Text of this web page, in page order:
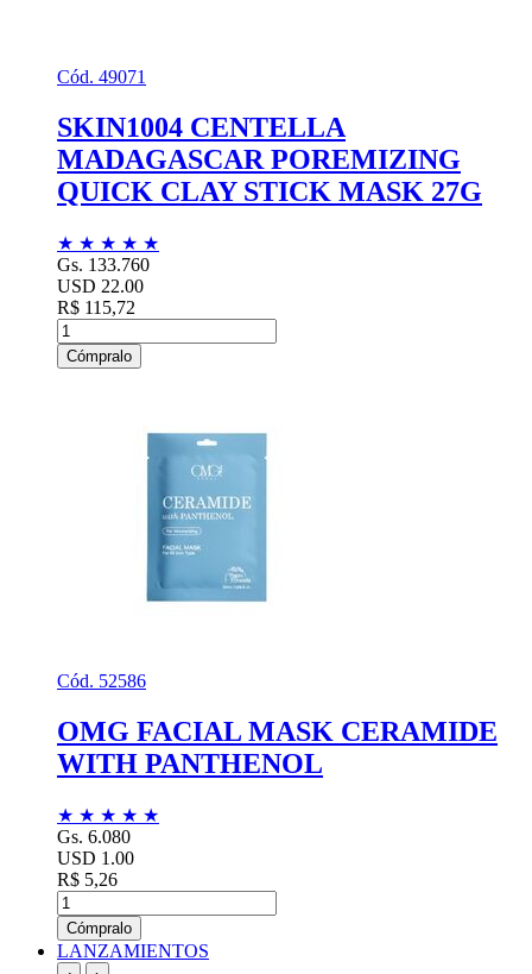
Cód. 49071
SKIN1004 CENTELLA
MADAGASCAR POREMIZING
QUICK CLAY STICK MASK 27G
★ ★ ★ ★ ★
Gs. 133.760
USD 22.00
R$ 115,72
Cómpralo
Cód. 52586
OMG FACIAL MASK CERAMIDE
WITH PANTHENOL
★ ★ ★ ★ ★
Gs. 6.080
USD 1.00
R$ 5,26
Cómpralo
LANZAMIENTOS